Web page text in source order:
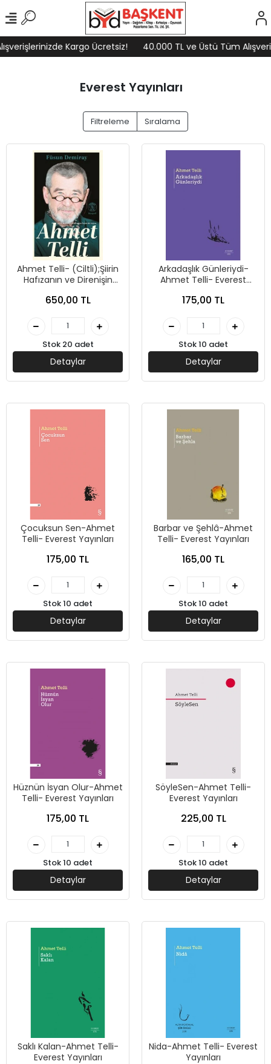
Kargo Ücretsiz! 40.000 TL ve Üstü Tüm
Everest Yayınları
Filtreleme Sıralama
Ahmet Telli- (Ciltli);Şiirin
Hafızanın ve Direnişin
Demiray- Everest
650,00 TL
Stok 20 adet
Detaylar
Arkadaşlık Günleriydi-
Ahmet Telli- Everest
175,00 TL
Stok 10 adet
Detaylar
Çocuksun Sen-Ahmet
Telli- Everest Yayınları
175,00 TL
Stok 10 adet
Detaylar
Barbar ve Şehlâ-Ahmet
Telli- Everest Yayınları
165,00 TL
Stok 10 adet
Detaylar
Hüznün İsyan Olur-Ahmet
Telli- Everest Yayınları
175,00 TL
Stok 10 adet
Detaylar
SöyleSen-Ahmet Telli-
Everest Yayınları
225,00 TL
Stok 10 adet
Detaylar
Saklı Kalan-Ahmet Telli-
Everest Yayınları
Nida-Ahmet Telli- Everest
Yayınları